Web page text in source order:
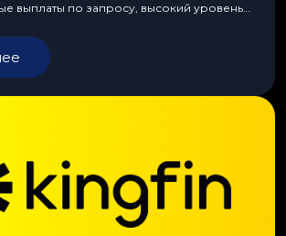
выплаты по запросу, высокий уровень